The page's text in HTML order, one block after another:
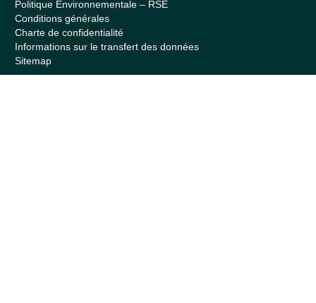
Politique Environnementale – RSE
Conditions générales
Charte de confidentialité
Informations sur le transfert des données
Sitemap